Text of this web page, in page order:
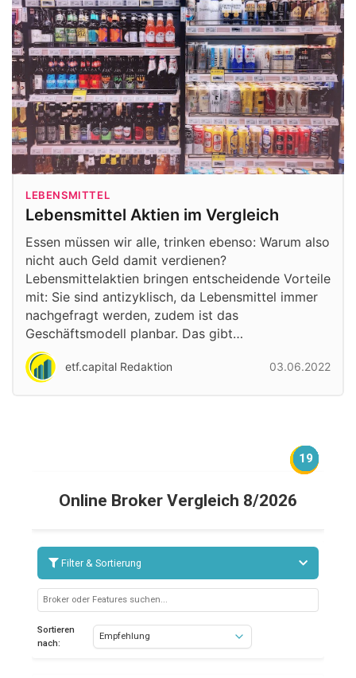
LEBENSMITTEL
Lebensmittel Aktien im Vergleich
Essen müssen wir alle, trinken ebenso: Warum also
nicht auch Geld damit verdienen?
Lebensmittelaktien bringen entscheidende Vorteile
mit: Sie sind antizyklisch, da Lebensmittel immer
nachgefragt werden, zudem ist das
Geschäftsmodell planbar. Das gibt…
etf.capital Redaktion 03.06.2022